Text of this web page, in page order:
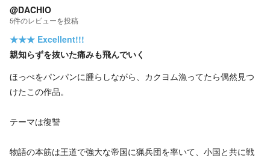
@DACHIO
5件のレビューを投稿
★★★ Excellent!!!
親知らずを抜いた痛みも飛んでいく
ほっぺをパンパンに腫らしながら、カクヨム漁ってたら偶然見つ
けたこの作品。
テーマは復讐
物語の本筋は王道で強大な帝国に猟兵団を率いて、小国と共に戦